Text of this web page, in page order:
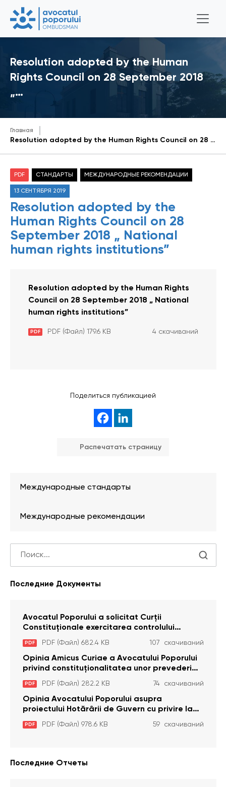
Resolution adopted by the Human
Rights Council on 28 September 2018
„…
Главная
Resolution adopted by the Human Rights Council on 28 September 2018 „ National human rights institutions”
PDF СТАНДАРТЫ МЕЖДУНАРОДНЫЕ РЕКОМЕНДАЦИИ
13 СЕНТЯБРЯ 2019
Resolution adopted by the
Human Rights Council on 28
September 2018 „ National
human rights institutions”
Resolution adopted by the Human Rights
Council on 28 September 2018 „ National
human rights institutions”
PDF PDF (Файл) 179.6 KB 4 скачиваний
Поделиться публикацией
Распечатать страницу
Международные стандарты
Международные рекомендации
Последние Документы
Avocatul Poporului a solicitat Curţii
Constituţionale exercitarea controlului
constituţionalităţii unor prevederi cu privire la
plata alocației sociale de stat persoanelor
cu dizabilitați care sunt private de liberate
PDF PDF (Файл) 682.4 KB 107 скачиваний
Opinia Amicus Curiae a Avocatului Poporului
privind constituționalitatea unor prevederi
care interzic angajarea în organizațiile de
pază particulară a persoanelor condamnate
pentru comiterea cu intenție a unor infracțiuni
a fost luată în considerare de Curtea
Constituțională
PDF PDF (Файл) 282.2 KB 74 скачиваний
Opinia Avocatului Poporului asupra
proiectului Hotărârii de Guvern cu privire la
aprobarea proiectului de lege privind
activitatea sanitară veterinarăa
PDF PDF (Файл) 978.6 KB 59 скачиваний
Последние Отчеты